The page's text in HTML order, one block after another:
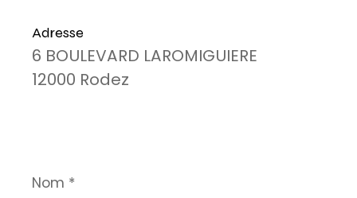
Adresse
6 BOULEVARD LAROMIGUIERE
12000 Rodez
*